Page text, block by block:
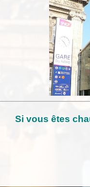
Si vous êtes